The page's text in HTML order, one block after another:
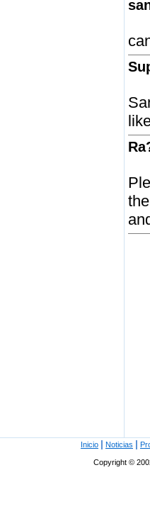
Inicio | Noticias |
Copyright ©